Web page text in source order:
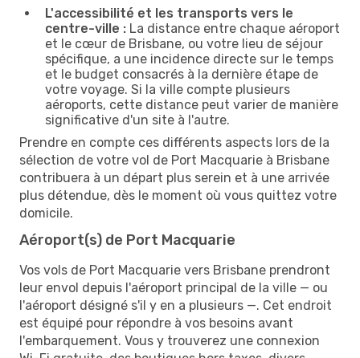
L'accessibilité et les transports vers le
centre-ville : La distance entre chaque aéroport
et le cœur de Brisbane, ou votre lieu de séjour
spécifique, a une incidence directe sur le temps
et le budget consacrés à la dernière étape de
votre voyage. Si la ville compte plusieurs
aéroports, cette distance peut varier de manière
significative d'un site à l'autre.
Prendre en compte ces différents aspects lors de la
sélection de votre vol de Port Macquarie à Brisbane
contribuera à un départ plus serein et à une arrivée
plus détendue, dès le moment où vous quittez votre
domicile.
Aéroport(s) de Port Macquarie
Vos vols de Port Macquarie vers Brisbane prendront
leur envol depuis l'aéroport principal de la ville — ou
l'aéroport désigné s'il y en a plusieurs —. Cet endroit
est équipé pour répondre à vos besoins avant
l'embarquement. Vous y trouverez une connexion